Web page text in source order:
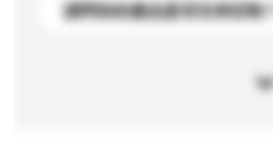
請問你的產品是否支持定制？